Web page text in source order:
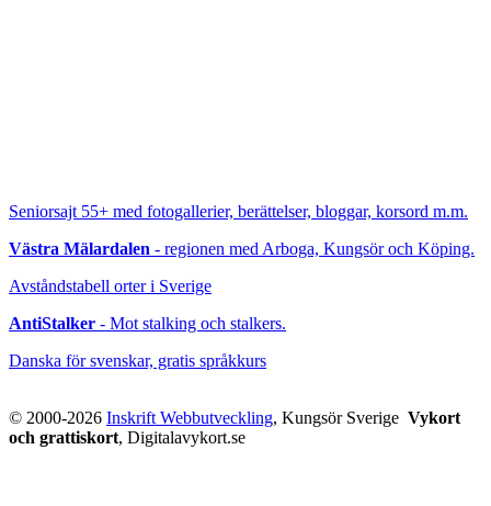
Seniorsajt 55+ med fotogallerier, berättelser, bloggar, korsord m.m.
Västra Mälardalen - regionen med Arboga, Kungsör och Köping.
Avståndstabell orter i Sverige
AntiStalker - Mot stalking och stalkers.
Danska för svenskar, gratis språkkurs
© 2000-2026 Inskrift Webbutveckling, Kungsör Sverige Vykort
och grattiskort, Digitalavykort.se